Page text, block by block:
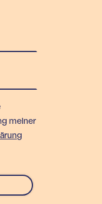
meiner